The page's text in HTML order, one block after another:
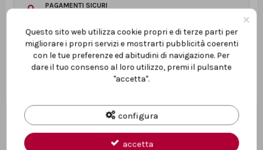
PAGAMENTI SICURI
ASSISTENZA TECNICA
Prima e dopo l’acquisto
×
Questo sito web utilizza cookie propri e di terze parti per
migliorare i propri servizi e mostrarti pubblicità coerenti
con le tue preferenze ed abitudini di navigazione. Per
dare il tuo consenso al loro utilizzo, premi il pulsante
"accetta".
configura
accetta